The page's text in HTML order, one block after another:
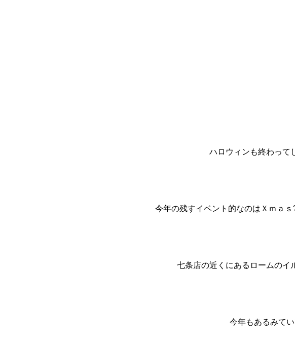
ハロウィンも終わって
今年の残すイベント的なのはＸｍａ
七条店の近くにあるロームのイ
今年もあるみて